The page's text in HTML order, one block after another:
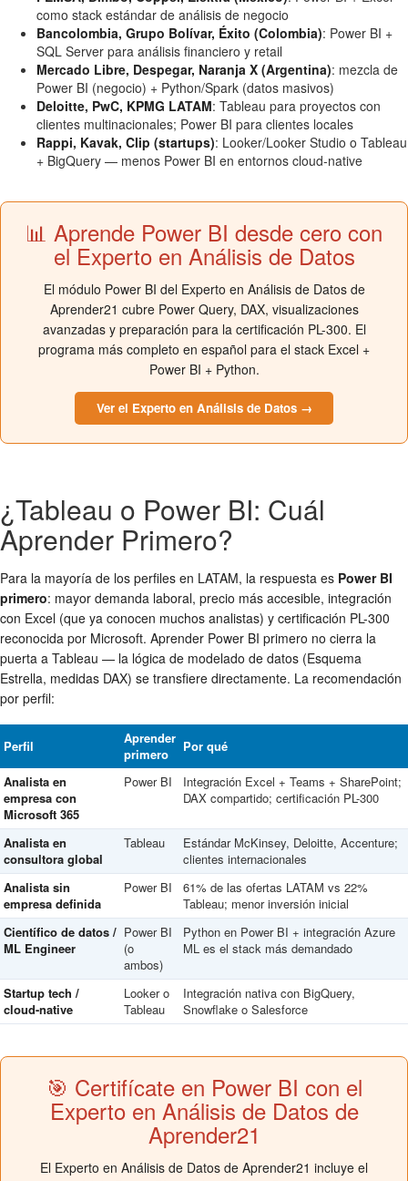
como stack estándar de análisis de negocio
Bancolombia, Grupo Bolívar, Éxito (Colombia): Power BI +
SQL Server para análisis financiero y retail
Mercado Libre, Despegar, Naranja X (Argentina): mezcla de
Power BI (negocio) + Python/Spark (datos masivos)
Deloitte, PwC, KPMG LATAM: Tableau para proyectos con
clientes multinacionales; Power BI para clientes locales
Rappi, Kavak, Clip (startups): Looker/Looker Studio o Tableau
+ BigQuery — menos Power BI en entornos cloud-native
📊 Aprende Power BI desde cero con
el Experto en Análisis de Datos
El módulo Power BI del Experto en Análisis de Datos de
Aprender21 cubre Power Query, DAX, visualizaciones
avanzadas y preparación para la certificación PL-300. El
programa más completo en español para el stack Excel +
Power BI + Python.
Ver el Experto en Análisis de Datos →
¿Tableau o Power BI: Cuál
Aprender Primero?
Para la mayoría de los perfiles en LATAM, la respuesta es Power BI
primero: mayor demanda laboral, precio más accesible, integración
con Excel (que ya conocen muchos analistas) y certificación PL-300
reconocida por Microsoft. Aprender Power BI primero no cierra la
puerta a Tableau — la lógica de modelado de datos (Esquema
Estrella, medidas DAX) se transfiere directamente. La recomendación
por perfil:
Perfil
Aprender
primero
Por qué
Analista en
empresa con
Microsoft 365
Power BI
Integración Excel + Teams + SharePoint;
DAX compartido; certificación PL-300
Analista en
consultora global
Tableau
Estándar McKinsey, Deloitte, Accenture;
clientes internacionales
Analista sin
empresa definida
Power BI
61% de las ofertas LATAM vs 22%
Tableau; menor inversión inicial
Científico de datos /
ML Engineer
Power BI
(o
ambos)
Python en Power BI + integración Azure
ML es el stack más demandado
Startup tech /
cloud-native
Looker o
Tableau
Integración nativa con BigQuery,
Snowflake o Salesforce
🎯 Certifícate en Power BI con el
Experto en Análisis de Datos de
Aprender21
El Experto en Análisis de Datos de Aprender21 incluye el